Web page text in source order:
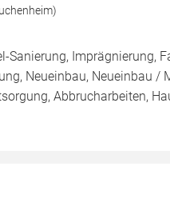
Sanierung, Imprägnierung,
Neueinbau, Neueinbau /
Abbrucharbeiten,